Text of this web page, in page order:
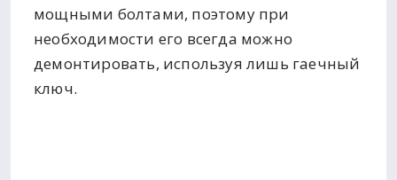
мощными болтами, поэтому при
необходимости его всегда можно
демонтировать, используя лишь гаечный
ключ.